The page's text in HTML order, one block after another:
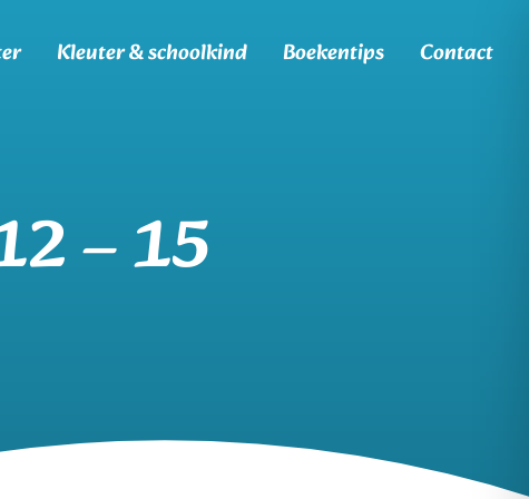
Kleuter & schoolkind Boekentips Contact
– 15